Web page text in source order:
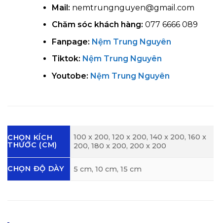
Mail: nemtrungnguyen@gmail.com
Chăm sóc khách hàng: 077 6666 089
Fanpage: Nệm Trung Nguyên
Tiktok: Nệm Trung Nguyên
Youtobe: Nệm Trung Nguyên
CHỌN KÍCH
THƯỚC (CM)
100 x 200, 120 x 200, 140 x 200, 160 x
200, 180 x 200, 200 x 200
CHỌN ĐỘ DÀY 5 cm, 10 cm, 15 cm